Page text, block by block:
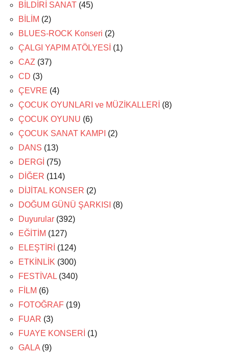
BİLDİRİ SANAT (45)
BİLİM (2)
BLUES-ROCK Konseri (2)
ÇALGI YAPIM ATÖLYESİ (1)
CAZ (37)
CD (3)
ÇEVRE (4)
ÇOCUK OYUNLARI ve MÜZİKALLERİ (8)
ÇOCUK OYUNU (6)
ÇOCUK SANAT KAMPI (2)
DANS (13)
DERGİ (75)
DİĞER (114)
DİJİTAL KONSER (2)
DOĞUM GÜNÜ ŞARKISI (8)
Duyurular (392)
EĞİTİM (127)
ELEŞTİRİ (124)
ETKİNLİK (300)
FESTİVAL (340)
FİLM (6)
FOTOĞRAF (19)
FUAR (3)
FUAYE KONSERİ (1)
GALA (9)